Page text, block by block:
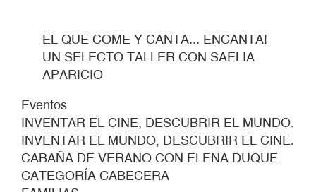
EL QUE COME Y CANTA... ENCANTA!
UN SELECTO TALLER CON SAELIA
APARICIO
Eventos
INVENTAR EL CINE, DESCUBRIR EL MUNDO.
INVENTAR EL MUNDO, DESCUBRIR EL CINE.
CABAÑA DE VERANO CON ELENA DUQUE
CATEGORÍA CABECERA